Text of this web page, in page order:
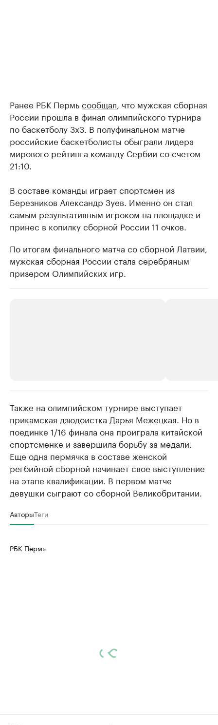
Ранее РБК Пермьсообщал , что мужская сборная
России прошла в финал олимпийского турнира
по баскетболу 3х3. В полуфинальном матче
российские баскетболисты обыграли лидера
мирового рейтинга команду Сербии со счетом
21:10.
В составе команды играет спортсмен из
Березников Александр Зуев. Именно он стал
самым результативным игроком на площадке и
принес в копилку сборной России 11 очков.
По итогам финального матча со сборной Латвии,
мужская сборная России стала серебряным
призером Олимпийских игр.
Крупнейшие производители и
продавцы медийной продукции
Ознакомьтесь с информацией в каталоге
Страховые
Посмотрите в
Также на олимпийском турнире выступает
прикамская дзюдоистка Дарья Межецкая. Но в
поединке 1/16 финала она проиграла китайской
спортсменке и завершила борьбу за медали.
Еще одна пермячка в составе женской
регбийной сборной начинает свое выступление
на этапе квалификации. В первом матче
девушки сыграют со сборной Великобритании.
АвторыТеги
РБК Пермь